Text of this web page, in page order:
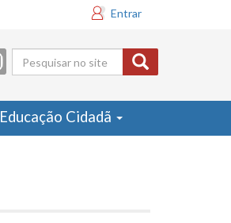
Entrar
Formulário
de busca
Educação Cidadã